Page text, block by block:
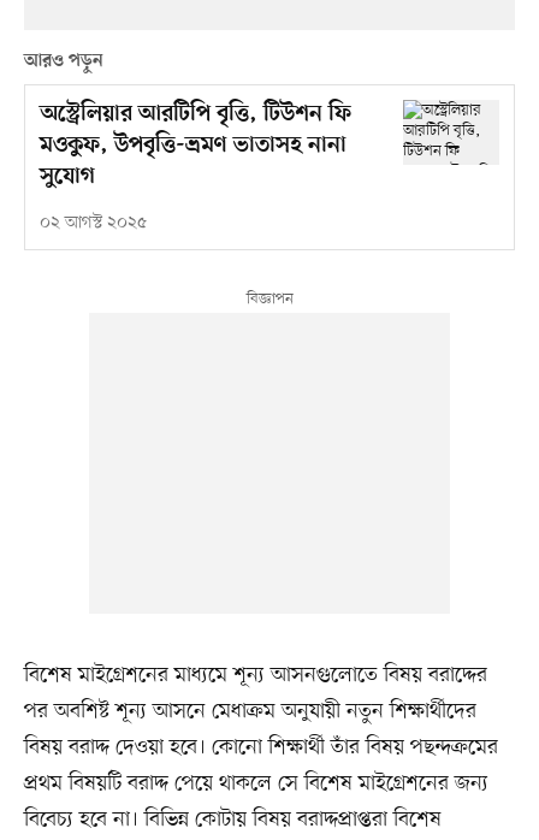
আরও পড়ুন
অস্ট্রেলিয়ার আরটিপি বৃত্তি, টিউশন ফি
মওকুফ, উপবৃত্তি-ভ্রমণ ভাতাসহ নানা
সুযোগ
০২ আগস্ট ২০২৫
বিশেষ মাইগ্রেশনের মাধ্যমে শূন্য আসনগুলোতে বিষয় বরাদ্দের
পর অবশিষ্ট শূন্য আসনে মেধাক্রম অনুযায়ী নতুন শিক্ষার্থীদের
বিষয় বরাদ্দ দেওয়া হবে। কোনো শিক্ষার্থী তাঁর বিষয় পছন্দক্রমের
প্রথম বিষয়টি বরাদ্দ পেয়ে থাকলে সে বিশেষ মাইগ্রেশনের জন্য
বিবেচ্য হবে না। বিভিন্ন কোটায় বিষয় বরাদ্দপ্রাপ্তরা বিশেষ